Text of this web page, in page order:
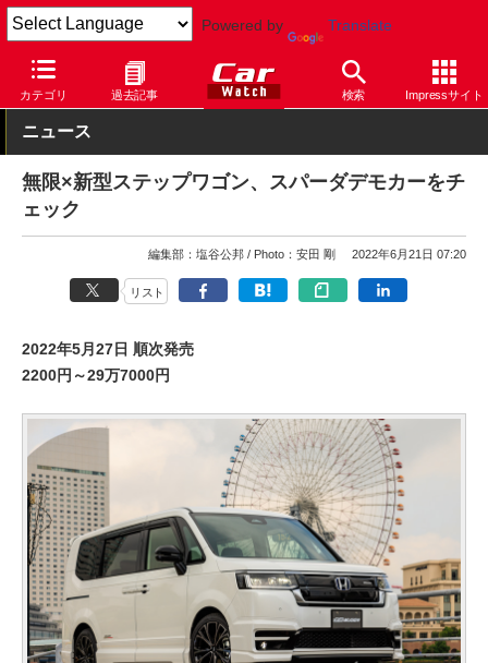
Powered by Translate
カテゴリ 過去記事 検索 Impressサイト
Car Watch 自動車 ホンダ ステップワゴン
ニュース
無限×新型ステップワゴン、スパーダデモカーをチ
ェック
編集部：塩谷公邦 Photo：安田 剛 2022年6月21日 07:20
リスト
2022年5月27日 順次発売
2200円～29万7000円